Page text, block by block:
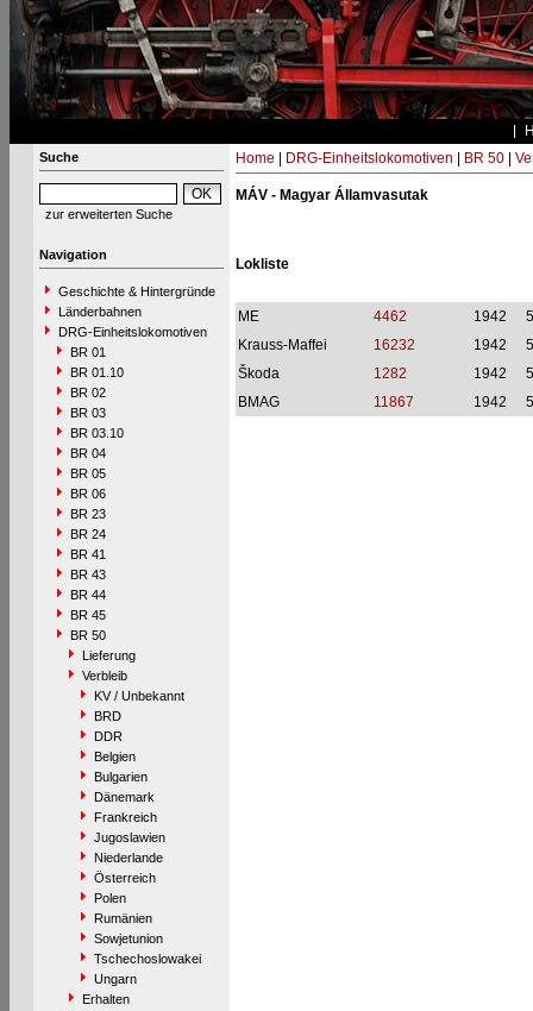
Suche
zur erweiterten Suche
Navigation
Geschichte & Hintergründe
Länderbahnen
DRG-Einheitslokomotiven
BR 01
BR 01.10
BR 02
BR 03
BR 03.10
BR 04
BR 05
BR 06
BR 23
BR 24
BR 41
BR 43
BR 44
BR 45
BR 50
Lieferung
Verbleib
KV / Unbekannt
BRD
DDR
Belgien
Bulgarien
Dänemark
Frankreich
Jugoslawien
Niederlande
Österreich
Polen
Rumänien
Sowjetunion
Tschechoslowakei
Ungarn
Erhalten
Home DRG-Einheitslokomotiven BR 50|
MÁV - Magyar Államvasutak
Lokliste
ME 4462 1942
Krauss-Maffei
16232 1942
Škoda
1282 1942
BMAG
11867 1942